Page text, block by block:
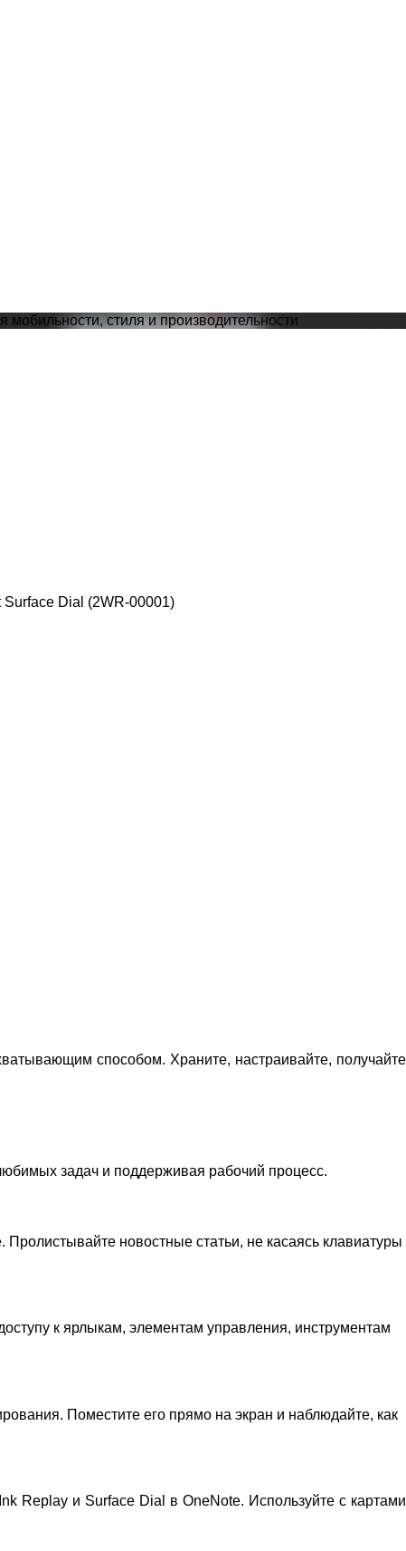
стиля и производительности
способом. Храните, настраивайте, получайте
задач и поддерживая рабочий процесс.
новостные статьи, не касаясь клавиатуры
к ярлыкам, элементам управления, инструментам
Поместите его прямо на экран и наблюдайте, как
Replay и Surface Dial в OneNote. Используйте с картами